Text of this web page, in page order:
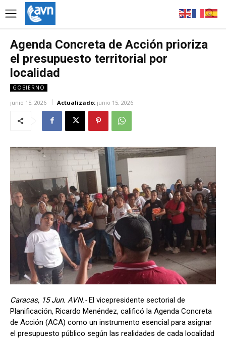
Agenda Concreta de Acción prioriza
el presupuesto territorial por
localidad
GOBIERNO
junio 15, 2026 Actualizado: junio 15, 2026
Caracas, 15 Jun. AVN.-El vicepresidente sectorial de
Planificación, Ricardo Menéndez, calificó la Agenda Concreta
de Acción (ACA) como un instrumento esencial para asignar
el presupuesto público según las realidades de cada localidad